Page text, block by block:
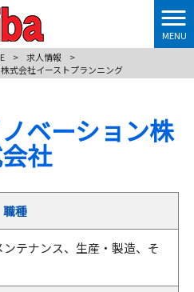
MENU
> 求人情報
>
式会社イーストプランニング
ベーション株
社
職種
テナンス、生産・製造、そ